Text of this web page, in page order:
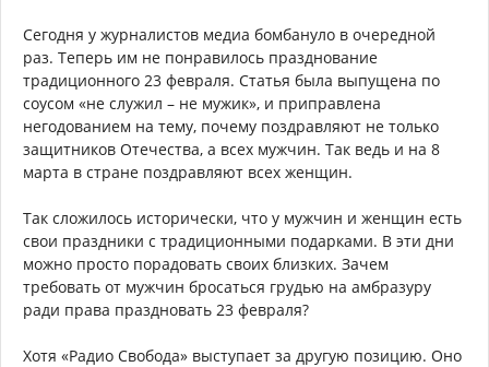
Сегодня у журналистов медиа бомбануло в очередной
раз. Теперь им не понравилось празднование
традиционного 23 февраля. Статья была выпущена по
соусом «не служил – не мужик», и приправлена
негодованием на тему, почему поздравляют не только
защитников Отечества, а всех мужчин. Так ведь и на 8
марта в стране поздравляют всех женщин.
Так сложилось исторически, что у мужчин и женщин есть
свои праздники с традиционными подарками. В эти дни
можно просто порадовать своих близких. Зачем
требовать от мужчин бросаться грудью на амбразуру
ради права праздновать 23 февраля?
Хотя «Радио Свобода» выступает за другую позицию. Оно